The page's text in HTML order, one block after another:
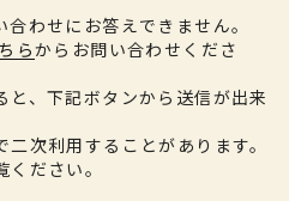
わせにお答えできません。
らからお問い合わせくださ
、下記ボタンから送信が出来
次利用することがあります。
ください。